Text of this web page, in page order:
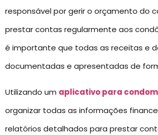
responsável por gerir o orçamento do
prestar contas regularmente aos
é importante que todas as receitas e
documentadas e apresentadas de
Utilizando um aplicativo para
organizar todas as informações
relatórios detalhados para prestar